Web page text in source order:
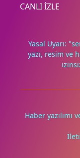
Deneyimini
yalnızca onayınla.
CANLI İZLE
Yasal Uyarı:
yazı, resim ve
Haber yazılımı